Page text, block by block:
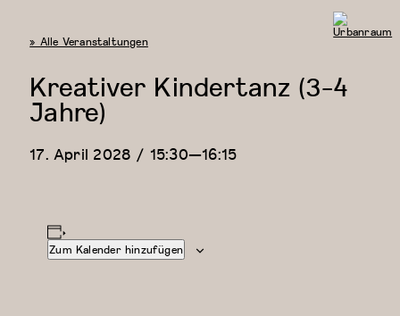
« Alle Veranstaltungen
Kreativer Kindertanz (3-4
Jahre)
17. April 2028 / 15:30—16:15
Zum Kalender hinzufügen